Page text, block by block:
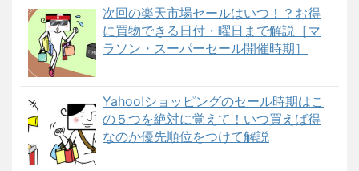
次回の楽天市場セールはいつ！？お得
に買物できる日付・曜日まで解説［マ
ラソン・スーパーセール開催時期］
Yahoo!ショッピングのセール時期はこ
の５つを絶対に覚えて！いつ買えば得
なのか優先順位をつけて解説